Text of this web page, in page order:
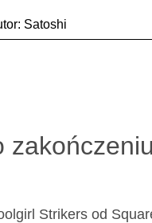
Satoshi
Strikers od